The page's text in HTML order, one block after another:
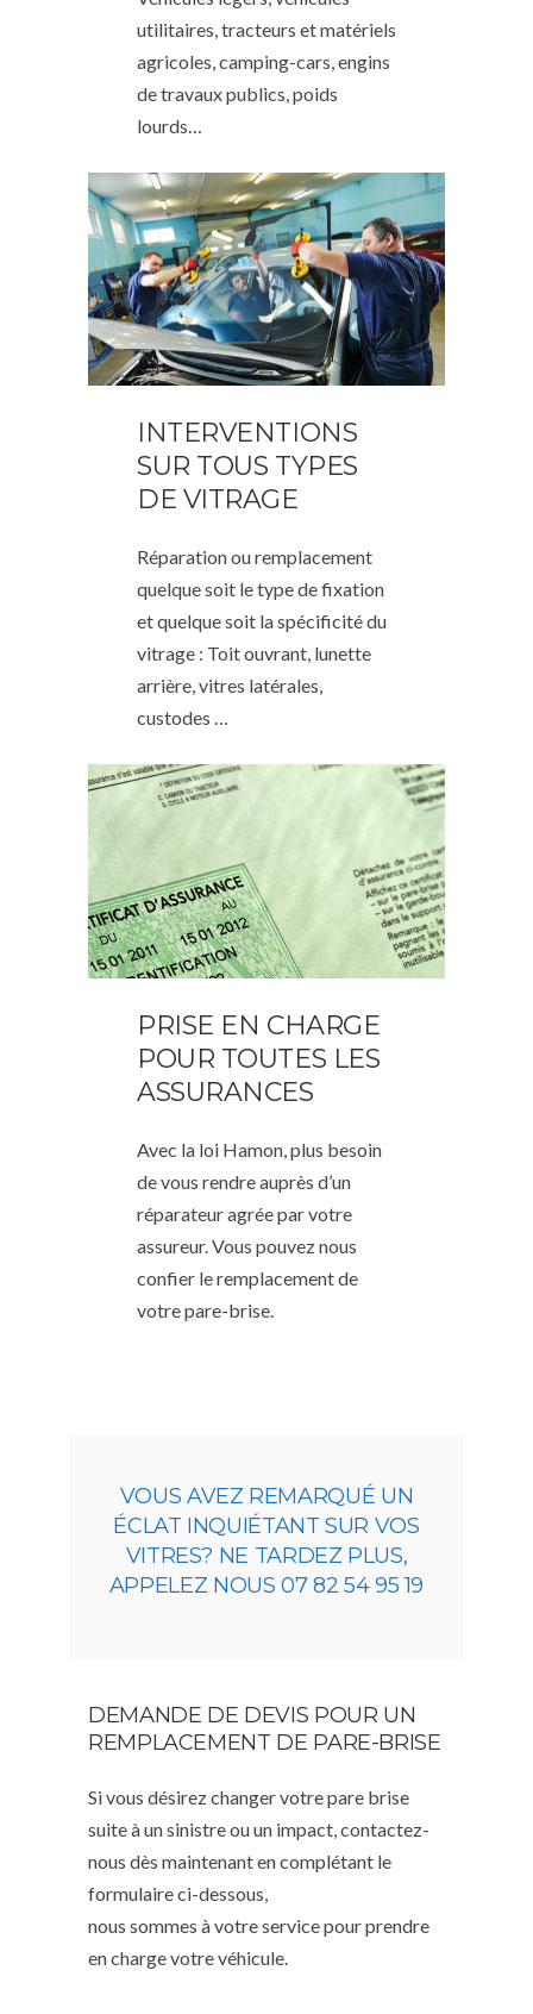
utilitaires, tracteurs et matériels
agricoles, camping-cars, engins
de travaux publics, poids
lourds…
INTERVENTIONS
SUR TOUS TYPES
DE VITRAGE
Réparation ou remplacement
quelque soit le type de fixation
et quelque soit la spécificité du
vitrage : Toit ouvrant, lunette
arrière, vitres latérales,
custodes …
PRISE EN CHARGE
POUR TOUTES LES
ASSURANCES
Avec la loi Hamon, plus besoin
de vous rendre auprès d’un
réparateur agrée par votre
assureur. Vous pouvez nous
confier le remplacement de
votre pare-brise.
VOUS AVEZ REMARQUÉ UN
ÉCLAT INQUIÉTANT SUR VOS
VITRES? NE TARDEZ PLUS,
APPELEZ NOUS 07 82 54 95 19
DEMANDE DE DEVIS POUR UN
REMPLACEMENT DE PARE-BRISE
Si vous désirez changer votre pare brise
suite à un sinistre ou un impact, contactez-
nous dès maintenant en complétant le
formulaire ci-dessous,
nous sommes à votre service pour prendre
en charge votre véhicule.